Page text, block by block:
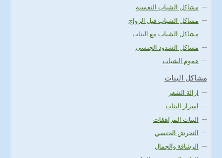
مشاكل الشباب النفسية
مشاكل الشباب قبل الزواج
مشاكل الشباب مع البنات
مشاكل الشذوذ الجنسي
هموم الشباب
مشاكل البنات
ازالة الشعر
اسرار البنات
البنات المراهقات
التحرش الجنسي
الرشاقة والجمال